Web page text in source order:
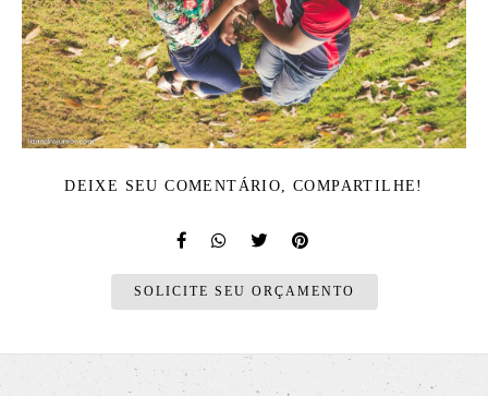
DEIXE SEU COMENTÁRIO, COMPARTILHE!
SOLICITE SEU ORÇAMENTO